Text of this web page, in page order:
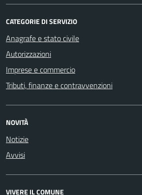
CATEGORIE DI SERVIZIO
Anagrafe e stato civile
Autorizzazioni
Imprese e commercio
Tributi, finanze e contravvenzioni
NOVITÀ
Notizie
Avvisi
VIVERE IL COMUNE